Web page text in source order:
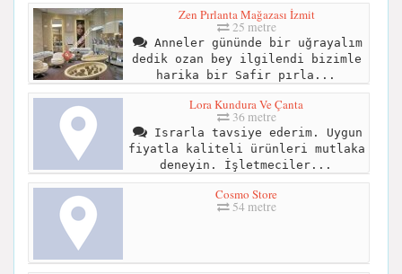
Zen Pırlanta Mağazası İzmit
25 metre
Anneler gününde bir uğrayalım
dedik ozan bey ilgilendi bizimle
harika bir Safir pırla...
Lora Kundura Ve Çanta
36 metre
Israrla tavsiye ederim. Uygun
fiyatla kaliteli ürünleri mutlaka
deneyin. İşletmeciler...
Cosmo Store
54 metre